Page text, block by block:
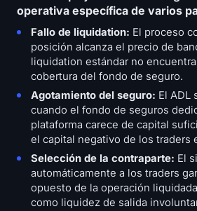
operativa específica de varios
Fallo de liquidation: El proceso
posición alcanza el precio de
liquidation estándar no
cobertura del fondo de seguro.
Agotamiento del seguro: El ADL
cuando el fondo de seguros
plataforma carece de capital
el capital negativo de los traders
Selección de la contraparte: El
automáticamente a los traders
opuesto de la operación
como liquidez de salida